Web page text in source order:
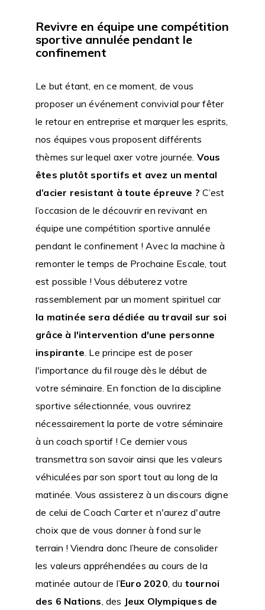
Revivre en équipe une compétition
sportive annulée pendant le
confinement
Le but étant, en ce moment, de vous
proposer un événement convivial pour fêter
le retour en entreprise et marquer les esprits,
nos équipes vous proposent différents
thèmes sur lequel axer votre journée. Vous
êtes plutôt sportifs et avez un mental
d’acier resistant à toute épreuve ?C’est
l’occasion de le découvrir en revivant en
équipe une compétition sportive annulée
pendant le confinement ! Avec la machine à
remonter le temps de Prochaine Escale, tout
est possible ! Vous débuterez votre
rassemblement par un moment spirituel car
la matinée sera dédiée au travail sur soi
grâce à l'intervention d'une personne
inspirante . Le principe est de poser
l'importance du fil rouge dès le début de
votre séminaire. En fonction de la discipline
sportive sélectionnée, vous ouvrirez
nécessairement la porte de votre séminaire
à un coach sportif ! Ce dernier vous
transmettra son savoir ainsi que les valeurs
véhiculées par son sport tout au long de la
matinée. Vous assisterez à un discours digne
de celui de Coach Carter et n'aurez d'autre
choix que de vous donner à fond sur le
terrain ! Viendra donc l’heure de consolider
les valeurs appréhendées au cours de la
matinée autour de l’Euro 2020 , du tournoi
des 6 Nations , des Jeux Olympiques de